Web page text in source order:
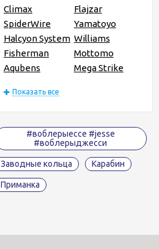
Climax
Flajzar
SpiderWire
Yamatoyo
Halcyon System Williams
Fisherman
Mottomo
Aqubens
Mega Strike
Показать все
#воблерыессе #jesse
#воблерыджесси
Заводные кольца Карабин
Приманка